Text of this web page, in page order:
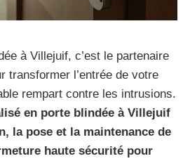
à Villejuif, c’est le partenaire
transformer l’entrée de votre
rempart contre les intrusions.
en porte blindée à Villejuif
la pose et la maintenance de
haute sécurité pour